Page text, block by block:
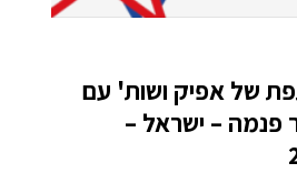
של אפיק ושות' עם
– ישראל –